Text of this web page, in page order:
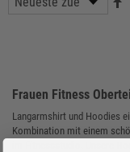
Frauen Fitness
Langarmshirt und Hoodies
Kombination mit einem
im Fitnessstudio. Unsere